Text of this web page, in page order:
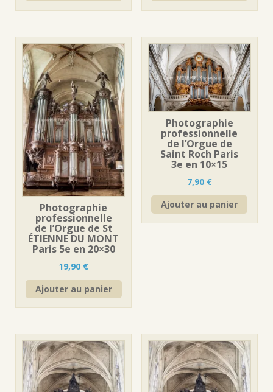
Photographie
professionnelle
de l’Orgue de St
ÉTIENNE DU MONT
Paris 5e en 20×30
19,90 €
Ajouter au panier
Photographie
professionnelle
de l’Orgue de
Saint Roch Paris
3e en 10×15
7,90 €
Ajouter au panier